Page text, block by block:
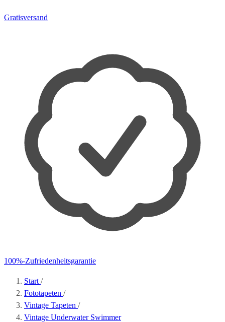
Gratisversand
100%-Zufriedenheitsgarantie
Start /
Fototapeten /
Vintage Tapeten /
Vintage Underwater Swimmer